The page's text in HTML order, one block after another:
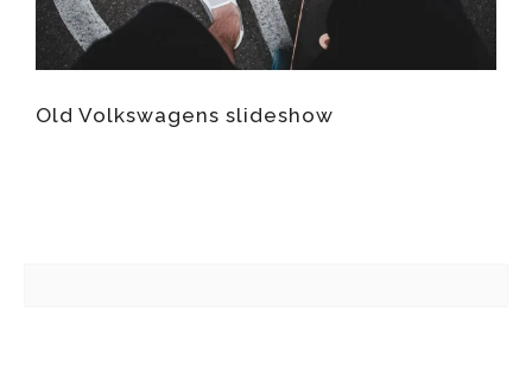
Old Volkswagens slideshow